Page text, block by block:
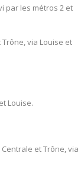
par les métros 2 et
via Louise et
Louise.
et Trône, via